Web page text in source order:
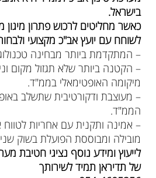
בישראל.
כאשר מחליטים לרכוש פתרון מיגון
לשוחח עם יועץ אב"כ מקצועי
– המתקדמת ביותר מבחינה
– הקטנה ביותר שלא תגזול מקום
מיקומה האופטימאלי בממ"ד.
– מעוצבת ודקורטיבית שתשלב
הממ"ד.
– אמינה ותקנית עם אחריות
מובילה ומבוססת הפועלת בשוק
לייעוץ ומידע נוסף נציגי חטיבת
של תדיראן תמיד לשירותך